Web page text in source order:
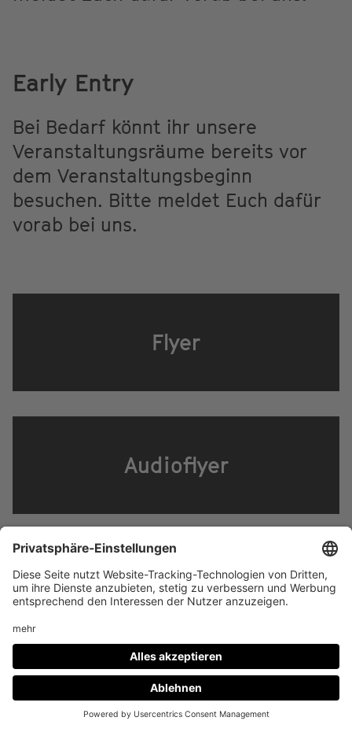
Early Entry
Bei Bedarf könnt ihr unsere
Veranstaltungsräume bereits vor
dem Veranstaltungsbeginn
besuchen. Bitte meldet Euch dafür
vorab bei uns.
Flyer
Audioflyer
Broschüre
In Zusammenarbeit mit